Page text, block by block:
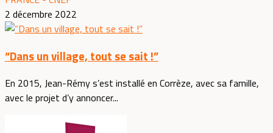
2 décembre 2022
“Dans un village, tout se sait !”
En 2015, Jean-Rémy s’est installé en Corrèze, avec sa famille,
avec le projet d’y annoncer...